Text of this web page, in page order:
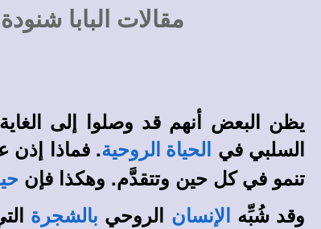
مقالات البابا شنودة
يظن البعض أنهم قد وصلوا إلى
السلبي في
الحياة الروحية. فماذا إذن
تنمو في كل حين وتتقدَّم. وهكذا فإن
وقد شُبِّه
الإنسان الروحي بالشجرة